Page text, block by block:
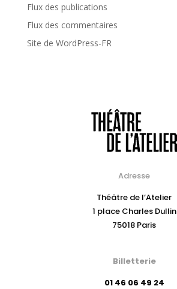
Flux des publications
Flux des commentaires
Site de WordPress-FR
Adresse
Théâtre de l’Atelier
1 place Charles Dullin
75018 Paris
Billetterie
01 46 06 49 24